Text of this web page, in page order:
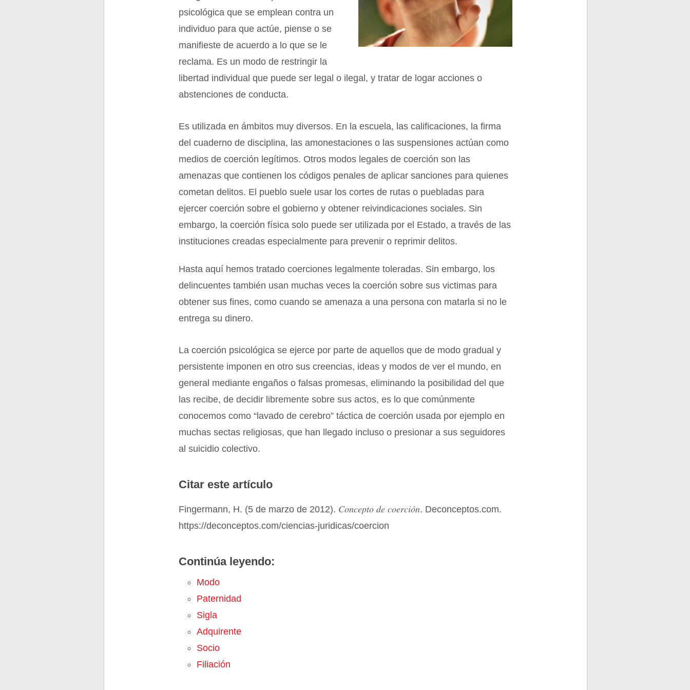
psicológica que se emplean contra un
individuo para que actúe, piense o se
manifieste de acuerdo a lo que se le
reclama. Es un modo de restringir la
libertad individual que puede ser legal o ilegal, y tratar de logar acciones o
abstenciones de conducta.
Es utilizada en ámbitos muy diversos. En la escuela, las calificaciones, la firma
del cuaderno de disciplina, las amonestaciones o las suspensiones actúan como
medios de coerción legítimos. Otros modos legales de coerción son las
amenazas que contienen los códigos penales de aplicar sanciones para quienes
cometan delitos. El pueblo suele usar los cortes de rutas o puebladas para
ejercer coerción sobre el gobierno y obtener reivindicaciones sociales. Sin
embargo, la coerción física solo puede ser utilizada por el Estado, a través de las
instituciones creadas especialmente para prevenir o reprimir delitos.
Hasta aquí hemos tratado coerciones legalmente toleradas. Sin embargo, los
delincuentes también usan muchas veces la coerción sobre sus victimas para
obtener sus fines, como cuando se amenaza a una persona con matarla si no le
entrega su dinero.
La coerción psicológica se ejerce por parte de aquellos que de modo gradual y
persistente imponen en otro sus creencias, ideas y modos de ver el mundo, en
general mediante engaños o falsas promesas, eliminando la posibilidad del que
las recibe, de decidir libremente sobre sus actos, es lo que comúnmente
conocemos como “lavado de cerebro” táctica de coerción usada por ejemplo en
muchas sectas religiosas, que han llegado incluso o presionar a sus seguidores
al suicidio colectivo.
Citar este artículo
Fingermann, H. (5 de marzo de 2012). Concepto de coerción. Deconceptos.com.
https://deconceptos.com/ciencias-juridicas/coercion
Continúa leyendo:
Modo
Paternidad
Sigla
Adquirente
Socio
Filiación